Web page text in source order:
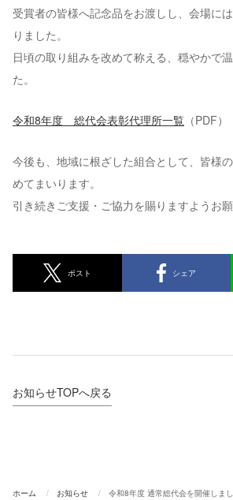
ホーム
選ばれる理由
よくあるご質問
お問い合わせ・ご相
受付時間 9:00〜17:00
受賞者の皆様へ記念品をお渡しし、会場に
りました。
日頃の取り組みを改めて称える、穏やかで
た。
令和8年度 総代会表彰代理所一覧 （PDF）
今後も、地域に根ざした組合として、皆様
めてまいります。
引き続きご支援・ご協力を賜りますようお願
ポスト シェア
お知らせTOPへ戻る
ホーム お知らせ 令和8年度 通常総代会を開催しま